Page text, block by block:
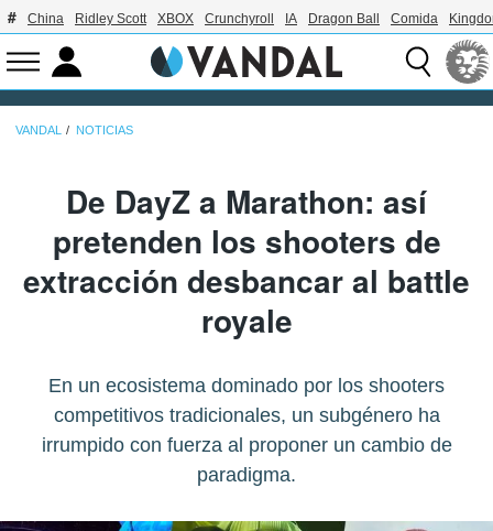
China Ridley Scott XBOX Crunchyroll IA Dragon Ball Comida
VANDAL NOTICIAS
De DayZ a Marathon: así
pretenden los shooters de
extracción desbancar al battle
royale
En un ecosistema dominado por los shooters
competitivos tradicionales, un subgénero ha
irrumpido con fuerza al proponer un cambio de
paradigma.